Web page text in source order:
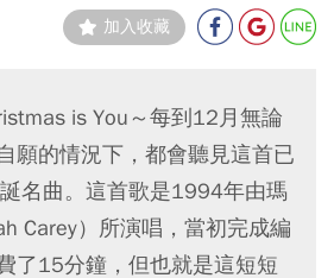
加入收藏
is You～每到12月無論
願的情況下，都會聽見這首已
名曲。這首歌是1994年由瑪
Carey）所演唱，當初完成編
了15分鐘，但也就是這短短